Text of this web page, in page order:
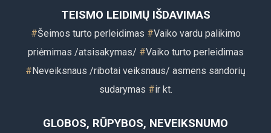
TEISMO LEIDIMŲ IŠDAVIMAS
#Šeimos turto perleidimas #Vaiko vardu palikimo
priėmimas /atsisakymas/ #Vaiko turto perleidimas
#Neveiksnaus /ribotai veiksnaus/ asmens sandorių
sudarymas #ir kt.
GLOBOS, RŪPYBOS, NEVEIKSNUMO